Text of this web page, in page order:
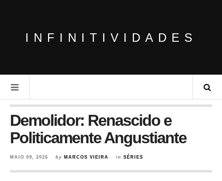
INFINITIVIDADES
Demolidor: Renascido e
Politicamente Angustiante
MAIO 09, 2026 by MARCOS VIEIRA in SÉRIES